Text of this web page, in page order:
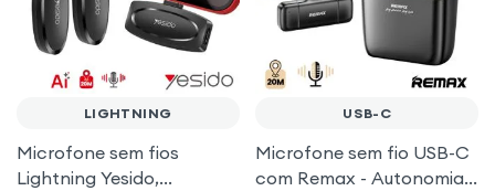
LIGHTNING
Microfone sem fios
Lightning Yesido,
USB-C
Microfone sem fio USB-C
com Remax - Autonomia